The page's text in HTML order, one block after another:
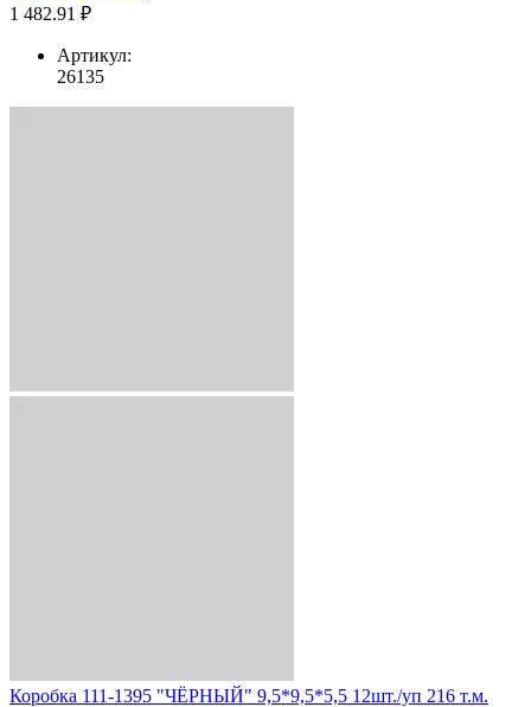
1 482.91 ₽
Артикул:
26135
Коробка 111-1395 "ЧЁРНЫЙ" 9,5*9,5*5,5 12шт./уп 216 т.м.